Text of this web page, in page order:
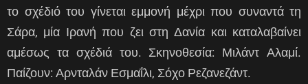
το σχέδιό του γίνεται εμμονή μέχρι που συναντά τη
Σάρα, μία Ιρανή που ζει στη Δανία και καταλαβαίνει
αμέσως τα σχέδιά του. Σκηνοθεσία: Μιλάντ Αλαμί.
Παίζουν: Αρνταλάν Εσμαΐλι, Σόχο Ρεζανεζάντ.